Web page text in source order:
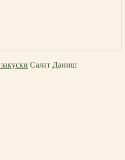
Салат Даниш